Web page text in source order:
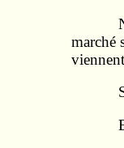
marché